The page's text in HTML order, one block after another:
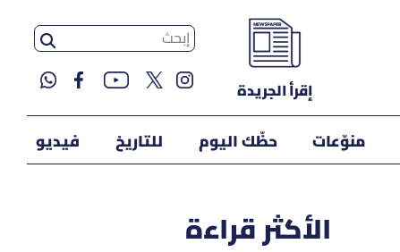
إقرأ الجريدة
منوّعات حظّك اليوم للتاريخ فيديو
الأكثر قراءة